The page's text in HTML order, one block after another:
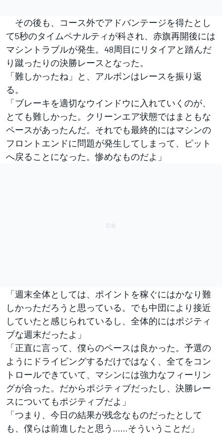
その後も、コース外でアドバンテージを得たとし
て5秒のタイムペナルティが科され、赤旗再開後には
マシントラブルが発生。48周目にリタイアと踏んだ
り蹴ったりの決勝レースとなった。
「難しかったね」と、アルボンはレースを振り返
る。
「ブレーキを適切なウインドウに入れていくのが、
とても難しかった。クリーンエア状態ではまともな
ペースがあったんだ。それでも最終的にはマシンの
フロントエンドに問題が発生してしまって、ピット
へ戻ることになった。惨めなものだよ」
「週末全体としては、ポイントを稼ぐにはかなり難
しかっただろうと思っている。でも中団により接近
していたと感じられているし、全体的にはポジティ
ブな週末だったよ」
「正直に言って、僕らのペースは良かった。予選の
ようにドライビングするだけではなく、全てをコン
トロールできていて、マシンには強力なフィーリン
グが合った。だからポジティブだったし、決勝レー
スについてもポジティブだよ」
「つまり、今日の結果が残念なものだったとして
も、僕らは前進したと思う……そういうことだ」